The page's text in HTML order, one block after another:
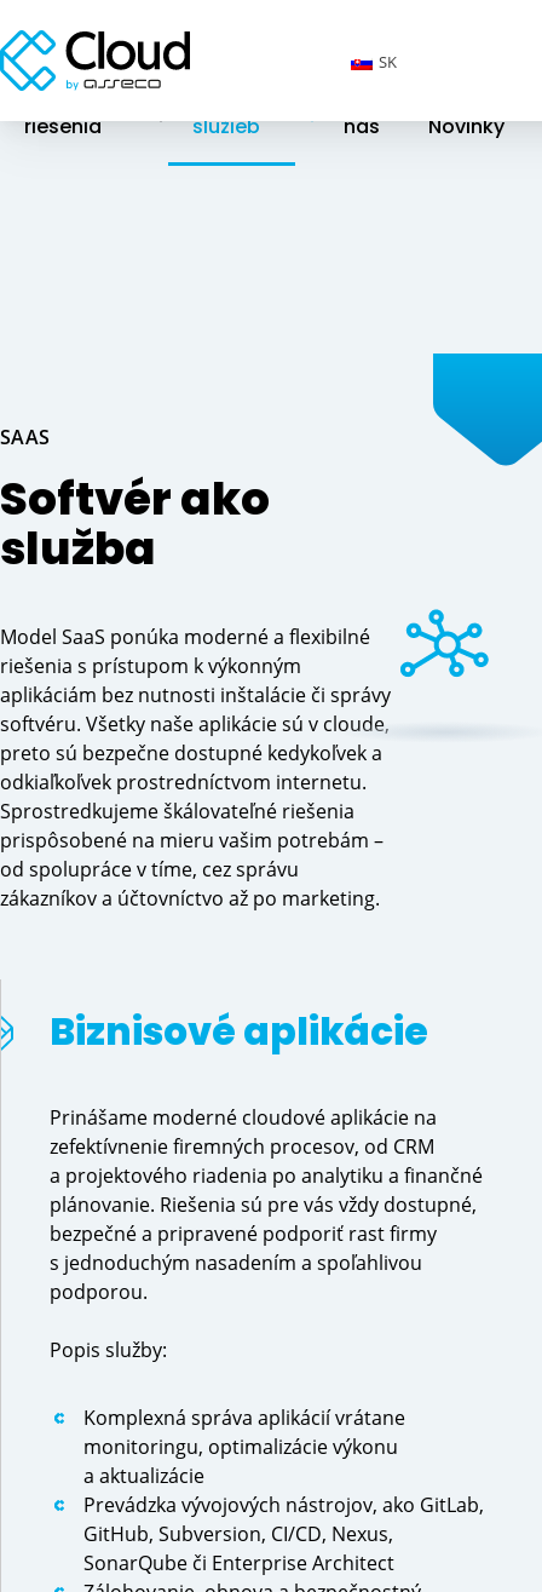
riešenia služieb nás Novinky
SAAS
Softvér ako
služba
Model SaaS ponúka moderné a flexibilné
riešenia s prístupom k výkonným
aplikáciám bez nutnosti inštalácie či správy
softvéru. Všetky naše aplikácie sú v cloude,
preto sú bezpečne dostupné kedykoľvek a
odkiaľkoľvek prostredníctvom internetu.
Sprostredkujeme škálovateľné riešenia
prispôsobené na mieru vašim potrebám –
od spolupráce v tíme, cez správu
zákazníkov a účtovníctvo až po marketing.
Biznisové aplikácie
Prinášame moderné cloudové aplikácie na
zefektívnenie firemných procesov, od CRM
a projektového riadenia po analytiku a finančné
plánovanie. Riešenia sú pre vás vždy dostupné,
bezpečné a pripravené podporiť rast firmy
s jednoduchým nasadením a spoľahlivou
podporou.
Popis služby:
Komplexná správa aplikácií vrátane
monitoringu, optimalizácie výkonu
a aktualizácie
Prevádzka vývojových nástrojov, ako GitLab,
GitHub, Subversion, CI/CD, Nexus,
SonarQube či Enterprise Architect
SK